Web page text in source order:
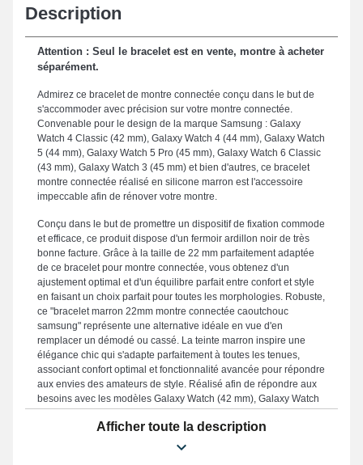
Description
Attention : Seul le bracelet est en vente, montre à acheter
séparément.
Admirez ce bracelet de montre connectée conçu dans le but de
s'accommoder avec précision sur votre montre connectée.
Convenable pour le design de la marque Samsung : Galaxy
Watch 4 Classic (42 mm), Galaxy Watch 4 (44 mm), Galaxy Watch
5 (44 mm), Galaxy Watch 5 Pro (45 mm), Galaxy Watch 6 Classic
(43 mm), Galaxy Watch 3 (45 mm) et bien d'autres, ce bracelet
montre connectée réalisé en silicone marron est l'accessoire
impeccable afin de rénover votre montre.
Conçu dans le but de promettre un dispositif de fixation commode
et efficace, ce produit dispose d'un fermoir ardillon noir de très
bonne facture. Grâce à la taille de 22 mm parfaitement adaptée
de ce bracelet pour montre connectée, vous obtenez d'un
ajustement optimal et d'un équilibre parfait entre confort et style
en faisant un choix parfait pour toutes les morphologies. Robuste,
ce "bracelet marron 22mm montre connectée caoutchouc
samsung" représente une alternative idéale en vue d'en
remplacer un démodé ou cassé. La teinte marron inspire une
élégance chic qui s'adapte parfaitement à toutes les tenues,
associant confort optimal et fonctionnalité avancée pour répondre
aux envies des amateurs de style. Réalisé afin de répondre aux
besoins avec les modèles Galaxy Watch (42 mm), Galaxy Watch
mm), Galaxy Watch 5 Pro (45 mm) et beaucoup plus encore de la
marque Samsung, cette attache intègre une fermeture ardillon
Afficher toute la description